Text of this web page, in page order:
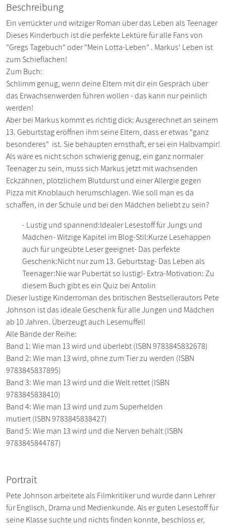
Beschreibung
Ein verrückter und witziger Roman über das Leben als Teenager
Dieses Kinderbuch ist die perfekte Lektüre für alle Fans von
"Gregs Tagebuch" oder "Mein Lotta-Leben" . Markus' Leben ist
zum Schieflachen!
Zum Buch:
Schlimm genug, wenn deine Eltern mit dir ein Gespräch über
das Erwachsenwerden führen wollen - das kann nur peinlich
werden!
Aber bei Markus kommt es richtig dick: Ausgerechnet an seinem
13. Geburtstag eröffnen ihm seine Eltern, dass er etwas "ganz
besonderes" ist. Sie behaupten ernsthaft, er sei ein Halbvampir!
Als wäre es nicht schon schwierig genug, ein ganz normaler
Teenager zu sein, muss sich Markus jetzt mit wachsenden
Eckzähnen, plötzlichem Blutdurst und einer Allergie gegen
Pizza mit Knoblauch herumschlagen. Wie soll man es da
schaffen, in der Schule und bei den Mädchen beliebt zu sein?
- Lustig und spannend:Idealer Lesestoff für Jungs und
Mädchen- Witzige Kapitel im Blog-Stil:Kurze Lesehappen
auch für ungeübte Leser geeignet- Das perfekte
Geschenk:Nicht nur zum 13. Geburtstag- Das Leben als
Teenager:Nie war Pubertät so lustig!- Extra-Motivation: Zu
diesem Buch gibt es ein Quiz bei Antolin
Dieser lustige Kinderroman des britischen Bestsellerautors Pete
Johnson ist das ideale Geschenk für alle Jungen und Mädchen
ab 10 Jahren. Überzeugt auch Lesemuffel!
Alle Bände der Reihe:
Band 1: Wie man 13 wird und überlebt (ISBN 9783845832678)
Band 2: Wie man 13 wird, ohne zum Tier zu werden (ISBN
9783845837895)
Band 3: Wie man 13 wird und die Welt rettet (ISBN
9783845838410)
Band 4: Wie man 13 wird und zum Superhelden
mutiert (ISBN 9783845838427)
Band 5: Wie man 13 wird und die Nerven behält (ISBN
9783845844787)
Portrait
Pete Johnson arbeitete als Filmkritiker und wurde dann Lehrer
für Englisch, Drama und Medienkunde. Als er guten Lesestoff für
seine Klasse suchte und nichts finden konnte, beschloss er,